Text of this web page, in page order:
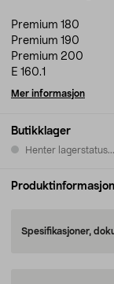
Butikklager
Henter lagerstatus...
Premium 180
Premium 190
Premium 200
E 160.1
Mer informasjon
Produktinformasjon
Spesifikasjoner,